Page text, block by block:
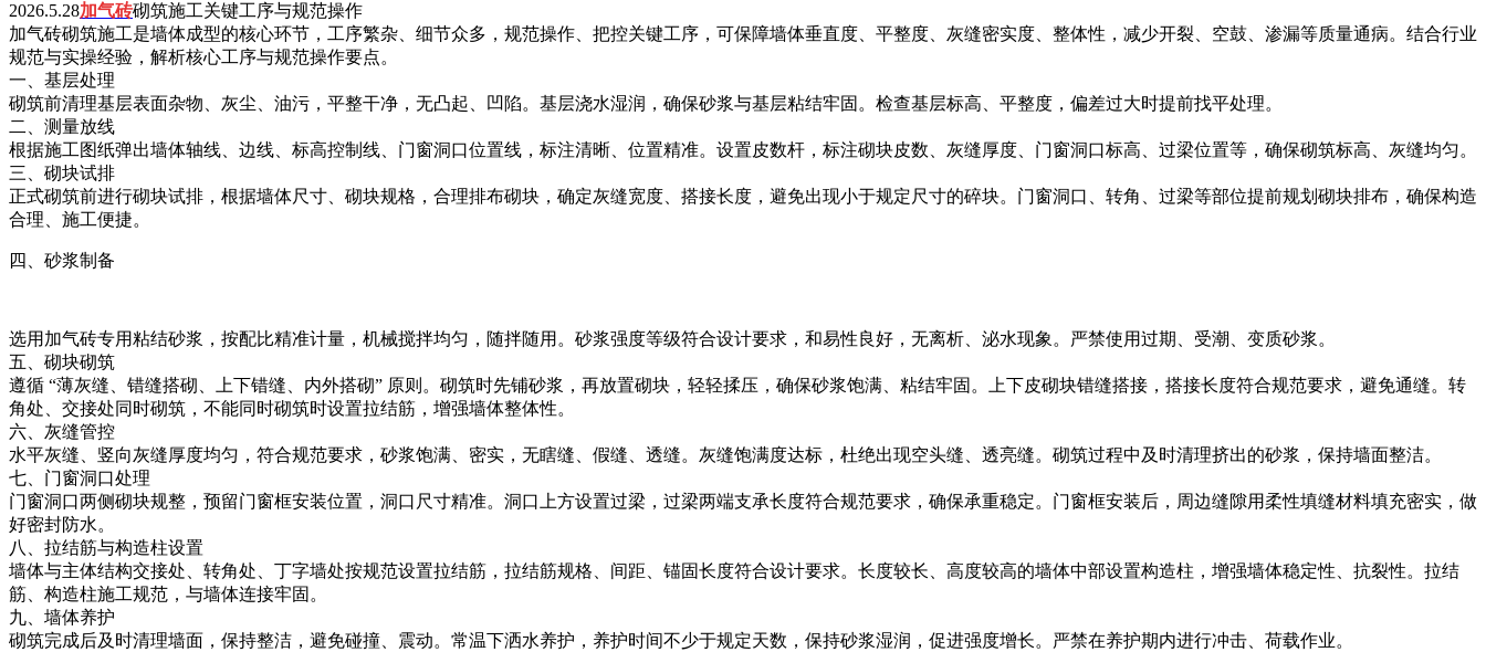
2026.5.28加气砖砌筑施工关键工序与规范操作
加气砖砌筑施工是墙体成型的核心环节，工序繁杂、细节众多，规范操作、把控关键工序，可保障墙体垂直度、平整度、灰缝密实度、整体性，减少开裂、空鼓、渗漏等质量通病。结合行业
规范与实操经验，解析核心工序与规范操作要点。
一、基层处理
砌筑前清理基层表面杂物、灰尘、油污，平整干净，无凸起、凹陷。基层浇水湿润，确保砂浆与基层粘结牢固。检查基层标高、平整度，偏差过大时提前找平处理。
二、测量放线
根据施工图纸弹出墙体轴线、边线、标高控制线、门窗洞口位置线，标注清晰、位置精准。设置皮数杆，标注砌块皮数、灰缝厚度、门窗洞口标高、过梁位置等，确保砌筑标高、灰缝均匀。
三、砌块试排
正式砌筑前进行砌块试排，根据墙体尺寸、砌块规格，合理排布砌块，确定灰缝宽度、搭接长度，避免出现小于规定尺寸的碎块。门窗洞口、转角、过梁等部位提前规划砌块排布，确保构造
合理、施工便捷。
四、砂浆制备
选用加气砖专用粘结砂浆，按配比精准计量，机械搅拌均匀，随拌随用。砂浆强度等级符合设计要求，和易性良好，无离析、泌水现象。严禁使用过期、受潮、变质砂浆。
五、砌块砌筑
遵循 “薄灰缝、错缝搭砌、上下错缝、内外搭砌” 原则。砌筑时先铺砂浆，再放置砌块，轻轻揉压，确保砂浆饱满、粘结牢固。上下皮砌块错缝搭接，搭接长度符合规范要求，避免通缝。转
角处、交接处同时砌筑，不能同时砌筑时设置拉结筋，增强墙体整体性。
六、灰缝管控
水平灰缝、竖向灰缝厚度均匀，符合规范要求，砂浆饱满、密实，无瞎缝、假缝、透缝。灰缝饱满度达标，杜绝出现空头缝、透亮缝。砌筑过程中及时清理挤出的砂浆，保持墙面整洁。
七、门窗洞口处理
门窗洞口两侧砌块规整，预留门窗框安装位置，洞口尺寸精准。洞口上方设置过梁，过梁两端支承长度符合规范要求，确保承重稳定。门窗框安装后，周边缝隙用柔性填缝材料填充密实，做
好密封防水。
八、拉结筋与构造柱设置
墙体与主体结构交接处、转角处、丁字墙处按规范设置拉结筋，拉结筋规格、间距、锚固长度符合设计要求。长度较长、高度较高的墙体中部设置构造柱，增强墙体稳定性、抗裂性。拉结
筋、构造柱施工规范，与墙体连接牢固。
九、墙体养护
砌筑完成后及时清理墙面，保持整洁，避免碰撞、震动。常温下洒水养护，养护时间不少于规定天数，保持砂浆湿润，促进强度增长。严禁在养护期内进行冲击、荷载作业。